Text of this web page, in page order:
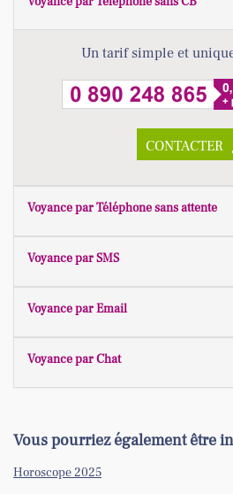
Un tarif simple et
CONTACTER
Voyance par Téléphone sans attente
Voyance par SMS
Voyance par Email
Voyance par Chat
Vous pourriez également être
Horoscope 2025